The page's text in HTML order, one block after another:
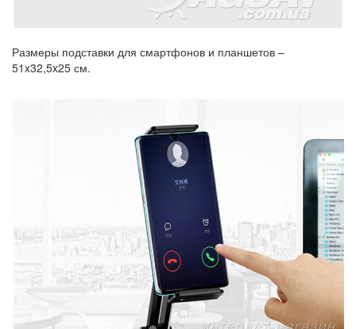
Размеры подставки для смартфонов и планшетов –
51x32,5x25 см.